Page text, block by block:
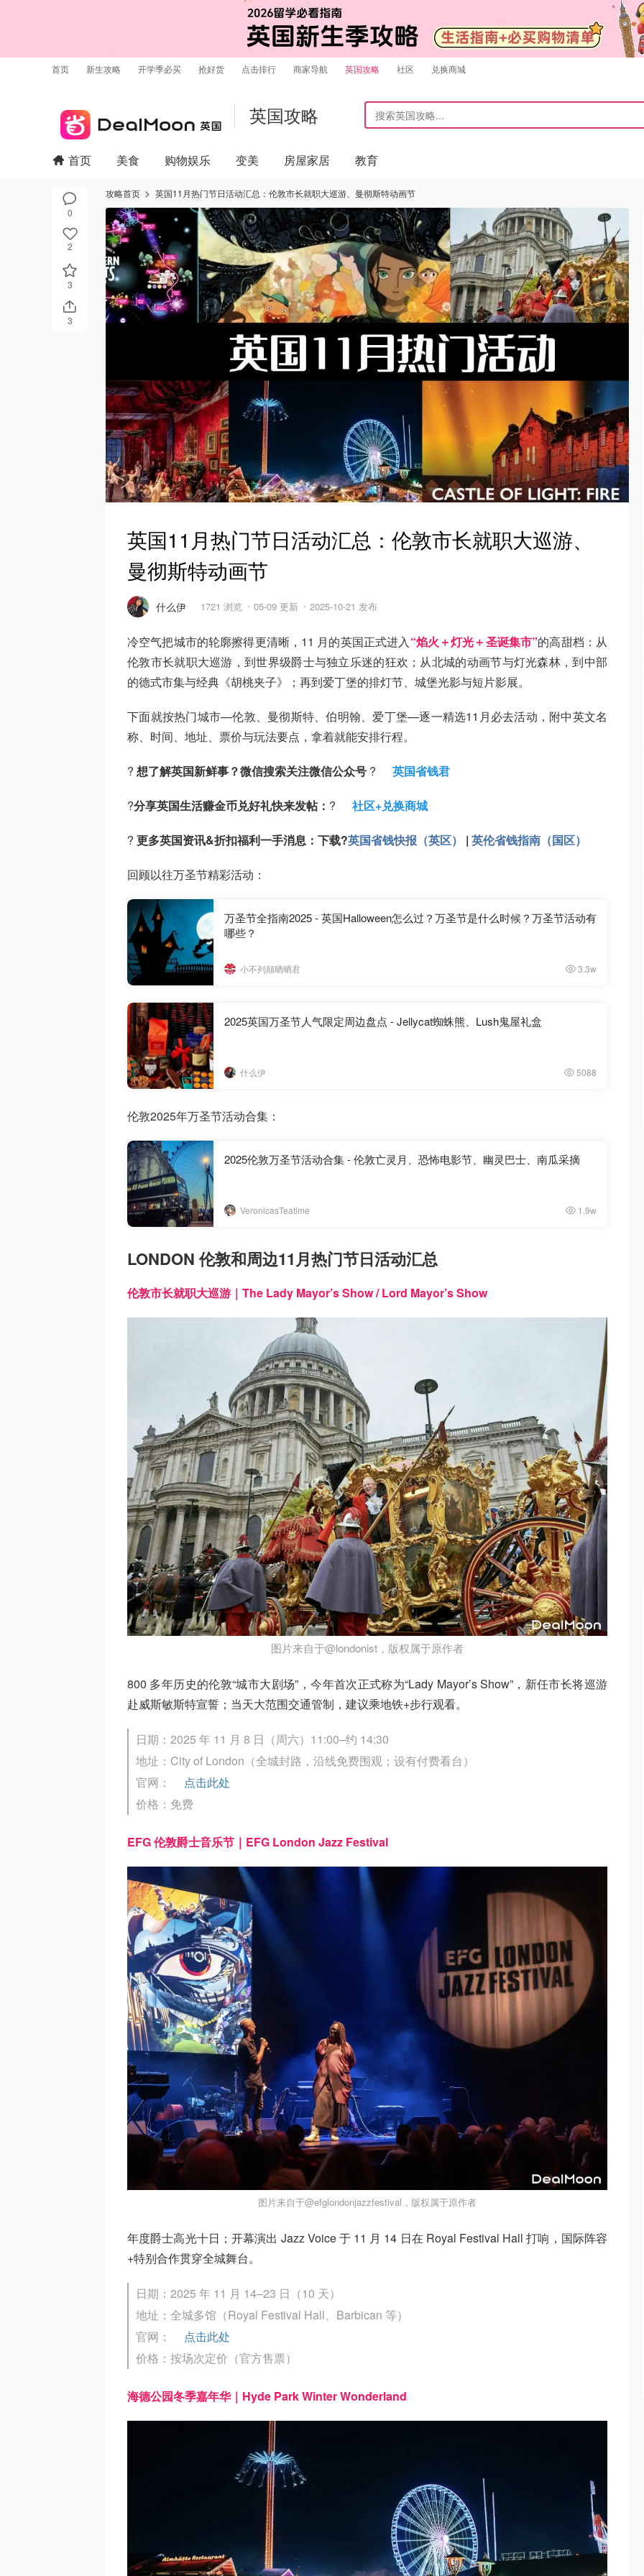
首页 新生攻略 开学季必买 抢好货 点击排行 商家导航 英国攻略 社区 兑换商城
英国攻略
0
2
3
3
首页 美食 购物娱乐 变美 房屋家居 教育
攻略首页 英国11月热门节日活动汇总：伦敦市长就职大巡游、曼彻斯特动画节
英国11月热门节日活动汇总：伦敦市长就职大巡游、
曼彻斯特动画节
什么伊 1721 浏览 05-09 更新 2025-10-21 发布
冷空气把城市的轮廓擦得更清晰，11 月的英国正式进入“焰火＋灯光＋圣诞集市”的高甜档：从
伦敦市长就职大巡游，到世界级爵士与独立乐迷的狂欢；从北城的动画节与灯光森林，到中部
的德式市集与经典《胡桃夹子》；再到爱丁堡的排灯节、城堡光影与短片影展。
下面就按热门城市—伦敦、曼彻斯特、伯明翰、爱丁堡—逐一精选11月必去活动，附中英文名
称、时间、地址、票价与玩法要点，拿着就能安排行程。
? 想了解英国新鲜事？微信搜索关注微信公众号 ? 英国省钱君
?分享英国生活赚金币兑好礼快来发帖： ? 社区+兑换商城
? 更多英国资讯&折扣福利一手消息： 下载?英国省钱快报（英区） | 英伦省钱指南（国区）
回顾以往万圣节精彩活动：
万圣节全指南2025 - 英国Halloween怎么过？万圣节是什么时候？万圣节活动有
哪些？
小不列颠晒晒君 3.3w
2025英国万圣节人气限定周边盘点 - Jellycat蜘蛛熊、Lush鬼屋礼盒
什么伊 5088
伦敦2025年万圣节活动合集：
2025伦敦万圣节活动合集 - 伦敦亡灵月、恐怖电影节、幽灵巴士、南瓜采摘
VeronicasTeatime 1.9w
LONDON 伦敦和周边11月热门节日活动汇总
伦敦市长就职大巡游｜The Lady Mayor’s Show / Lord Mayor’s Show
图片来自于@londonist，版权属于原作者
800 多年历史的伦敦“城市大剧场”，今年首次正式称为“Lady Mayor’s Show”，新任市长将巡游
赴威斯敏斯特宣誓；当天大范围交通管制，建议乘地铁+步行观看。
日期：2025 年 11 月 8 日（周六）11:00–约 14:30
地址：City of London（全城封路，沿线免费围观；设有付费看台）
官网：
点击此处
价格：免费
EFG 伦敦爵士音乐节｜EFG London Jazz Festival
图片来自于@efglondonjazzfestival，版权属于原作者
年度爵士高光十日；开幕演出 Jazz Voice 于 11 月 14 日在 Royal Festival Hall 打响，国际阵容
+特别合作贯穿全城舞台。
日期：2025 年 11 月 14–23 日（10 天）
地址：全城多馆（Royal Festival Hall、Barbican 等）
官网：
点击此处
价格：按场次定价（官方售票）
海德公园冬季嘉年华｜Hyde Park Winter Wonderland